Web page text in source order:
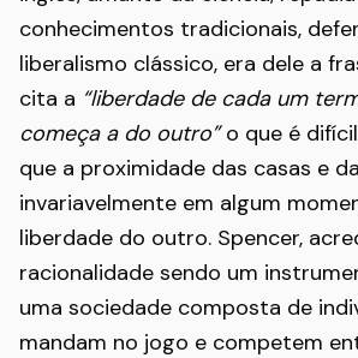
conhecimentos tradicionais,
liberalismo clássico, era dele a
cita a “liberdade de cada um
começa a do outro”o que é
que a proximidade das casas e
invariavelmente em algum
liberdade do outro. Spencer,
racionalidade sendo um
uma sociedade composta de
mandam no jogo e competem